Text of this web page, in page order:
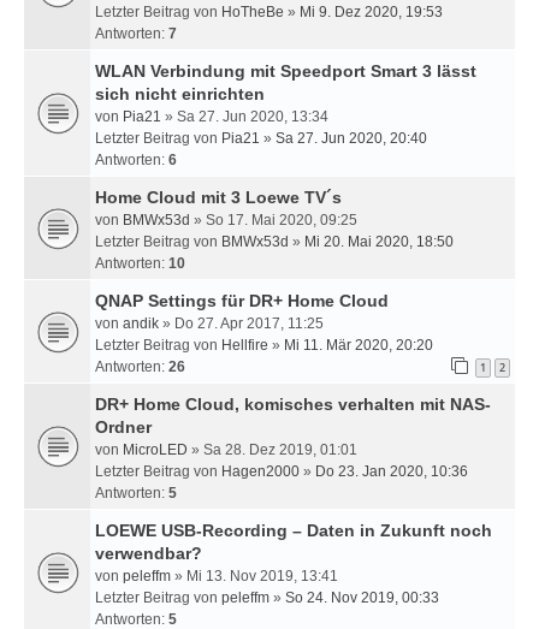
Letzter Beitrag von HoTheBe » Mi 9. Dez 2020, 19:53
Antworten: 7
WLAN Verbindung mit Speedport Smart 3 lässt
sich nicht einrichten
von Pia21 » Sa 27. Jun 2020, 13:34
Letzter Beitrag von Pia21 » Sa 27. Jun 2020, 20:40
Antworten: 6
Home Cloud mit 3 Loewe TV´s
von BMWx53d » So 17. Mai 2020, 09:25
Letzter Beitrag von BMWx53d » Mi 20. Mai 2020, 18:50
Antworten: 10
QNAP Settings für DR+ Home Cloud
von andik » Do 27. Apr 2017, 11:25
Letzter Beitrag von Hellfire » Mi 11. Mär 2020, 20:20
Antworten: 26 1 2
DR+ Home Cloud, komisches verhalten mit NAS-
Ordner
von MicroLED » Sa 28. Dez 2019, 01:01
Letzter Beitrag von Hagen2000 » Do 23. Jan 2020, 10:36
Antworten: 5
LOEWE USB-Recording – Daten in Zukunft noch
verwendbar?
von peleffm » Mi 13. Nov 2019, 13:41
Letzter Beitrag von peleffm » So 24. Nov 2019, 00:33
Antworten: 5